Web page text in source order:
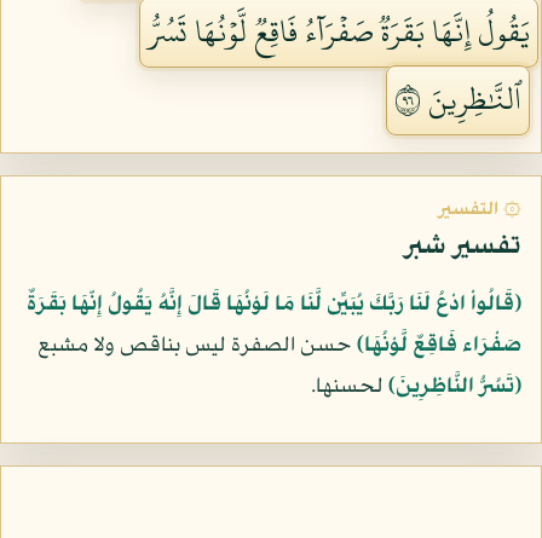
يَقُولُ إِنَّهَا بَقَرَةٞ صَفۡرَآءُ فَاقِعٞ لَّوۡنُهَا تَسُرُّ
ٱلنَّٰظِرِينَ ٦٩
۞ التفسير
تفسير شبر
﴿قَالُواْ ادْعُ لَنَا رَبَّكَ يُبَيِّن لَّنَا مَا لَوْنُهَا قَالَ إِنَّهُ يَقُولُ إِنّهَا بَقَرَةٌ
صَفْرَاء فَاقِعٌ لَّوْنُهَا﴾حسن الصفرة ليس بناقص ولا مشبع
﴿تَسُرُّ النَّاظِرِينَ﴾لحسنها.